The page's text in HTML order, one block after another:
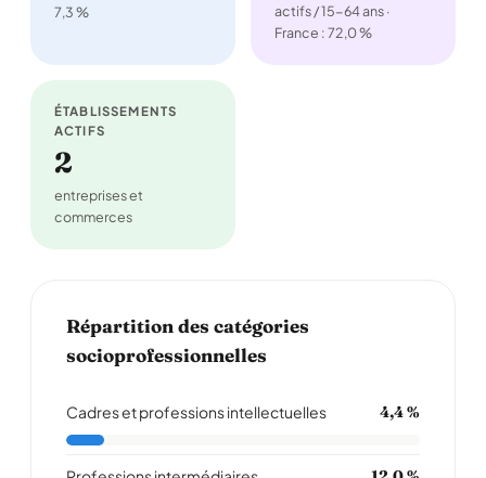
7,3 %
actifs / 15-64 ans ·
France : 72,0 %
ÉTABLISSEMENTS
ACTIFS
2
entreprises et
commerces
Répartition des catégories
socioprofessionnelles
Cadres et professions intellectuelles 4,4 %